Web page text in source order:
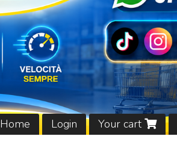
Home Login Your cart